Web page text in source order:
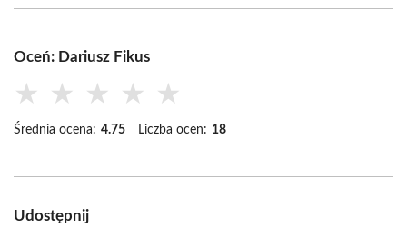
Oceń: Dariusz Fikus
★ ★ ★ ★ ★
Średnia ocena: 4.75 Liczba ocen: 18
Udostępnij